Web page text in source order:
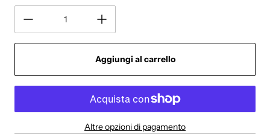
Aggiungi al carrello
Altre opzioni di pagamento